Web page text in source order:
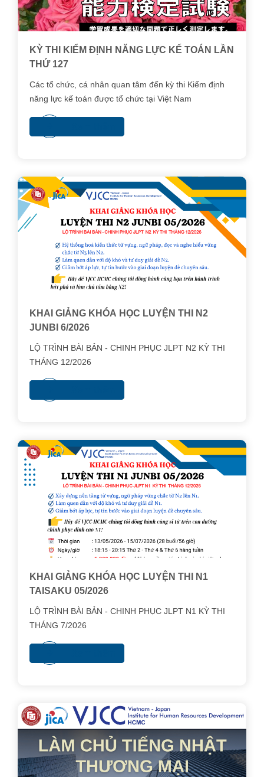
KỲ THI KIỂM ĐỊNH NĂNG LỰC KẾ TOÁN LẦN
THỨ 127
Các tổ chức, cá nhân quan tâm đến kỳ thi Kiểm định
năng lực kế toán được tổ chức tại Việt Nam
KHAI GIẢNG KHÓA HỌC LUYỆN THI N2
JUNBI 6/2026
LỘ TRÌNH BÀI BẢN - CHINH PHỤC JLPT N2 KỲ THI
THÁNG 12/2026
KHAI GIẢNG KHÓA HỌC LUYỆN THI N1
TAISAKU 05/2026
LỘ TRÌNH BÀI BẢN - CHINH PHỤC JLPT N1 KỲ THI
THÁNG 7/2026